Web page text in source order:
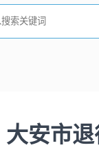
大安市